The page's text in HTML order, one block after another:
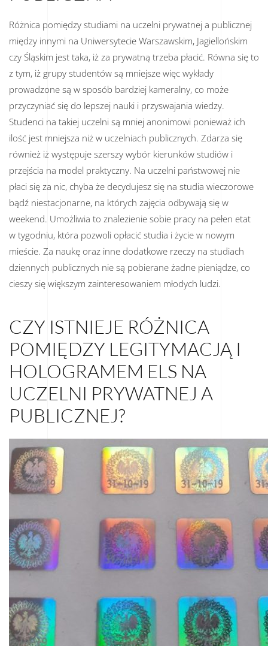
Różnica pomiędzy studiami na uczelni prywatnej a publicznej
między innymi na Uniwersytecie Warszawskim, Jagiellońskim
czy Śląskim jest taka, iż za prywatną trzeba płacić. Równa się to
z tym, iż grupy studentów są mniejsze więc wykłady
prowadzone są w sposób bardziej kameralny, co może
przyczyniać się do lepszej nauki i przyswajania wiedzy.
Studenci na takiej uczelni są mniej anonimowi ponieważ ich
ilość jest mniejsza niż w uczelniach publicznych. Zdarza się
również iż występuje szerszy wybór kierunków studiów i
przejścia na model praktyczny. Na uczelni państwowej nie
płaci się za nic, chyba że decydujesz się na studia wieczorowe
bądź niestacjonarne, na których zajęcia odbywają się w
weekend. Umożliwia to znalezienie sobie pracy na pełen etat
w tygodniu, która pozwoli opłacić studia i życie w nowym
mieście. Za naukę oraz inne dodatkowe rzeczy na studiach
dziennych publicznych nie są pobierane żadne pieniądze, co
cieszy się większym zainteresowaniem młodych ludzi.
CZY ISTNIEJE RÓŻNICA
POMIĘDZY LEGITYMACJĄ I
HOLOGRAMEM ELS NA
UCZELNI PRYWATNEJ A
PUBLICZNEJ?